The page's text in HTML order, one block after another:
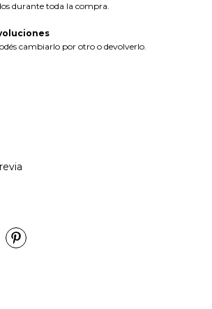
durante toda la compra.
cambiarlo por otro o devolverlo.